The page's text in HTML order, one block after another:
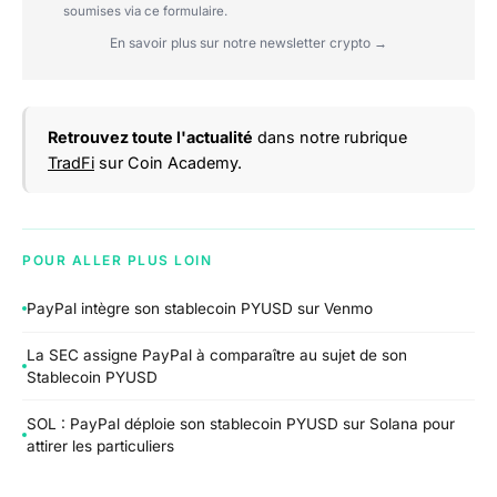
soumises via ce formulaire.
En savoir plus sur notre newsletter crypto →
Retrouvez toute l'actualité dans notre rubrique
TradFi sur Coin Academy.
POUR ALLER PLUS LOIN
PayPal intègre son stablecoin PYUSD sur Venmo
La SEC assigne PayPal à comparaître au sujet de son
Stablecoin PYUSD
SOL : PayPal déploie son stablecoin PYUSD sur Solana pour
attirer les particuliers